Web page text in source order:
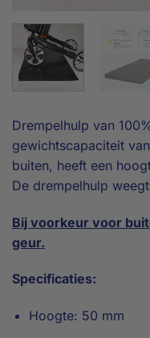
Drempelhulp van
gewichtscapaciteit
buiten, heeft een
De drempelhulp
Bij voorkeur voor
geur.
Specificaties:
Hoogte: 50 mm